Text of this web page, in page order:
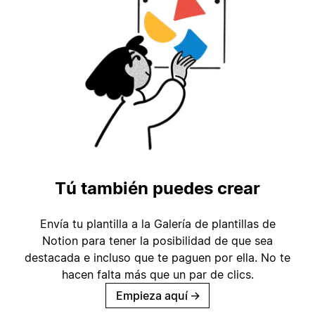
Tú también puedes crear
Envía tu plantilla a la Galería de plantillas de
Notion para tener la posibilidad de que sea
destacada e incluso que te paguen por ella. No te
hacen falta más que un par de clics.
Empieza aquí →